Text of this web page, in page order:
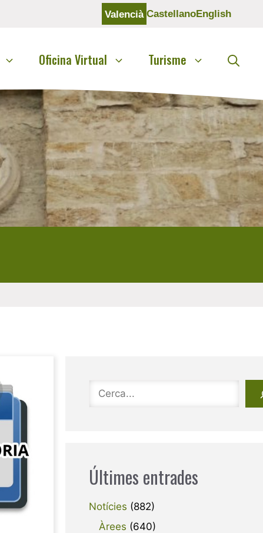
Valencià CastellanoEnglish
Oficina Virtual Turisme
Cerca
Últimes entrades
Notícies (882)
Àrees (640)